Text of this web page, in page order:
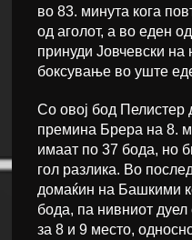
во 83. минута кога
од аголот, а во еден
принуди Јовчевски на
боксување во уште
Со овој бод Пелистер
премина Брера на 8.
имаат по 37 бода, но
гол разлика. Во
домаќин на Башкими
бода, па нивниот
за 8 и 9 место,